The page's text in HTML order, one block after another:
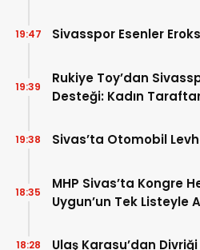
Sivasspor Esenler
19:47
Rukiye Toy’dan
Desteği: Kadın
19:39
Sivas’ta Otomobil
19:38
MHP Sivas’ta Kongre
Uygun’un Tek Listeyle
18:35
Ulaş Karasu’dan
18:28